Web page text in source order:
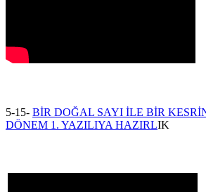
5-15- BİR DOĞAL SAYI İLE BİR
DÖNEM 1. YAZILIYA HAZIRLIK